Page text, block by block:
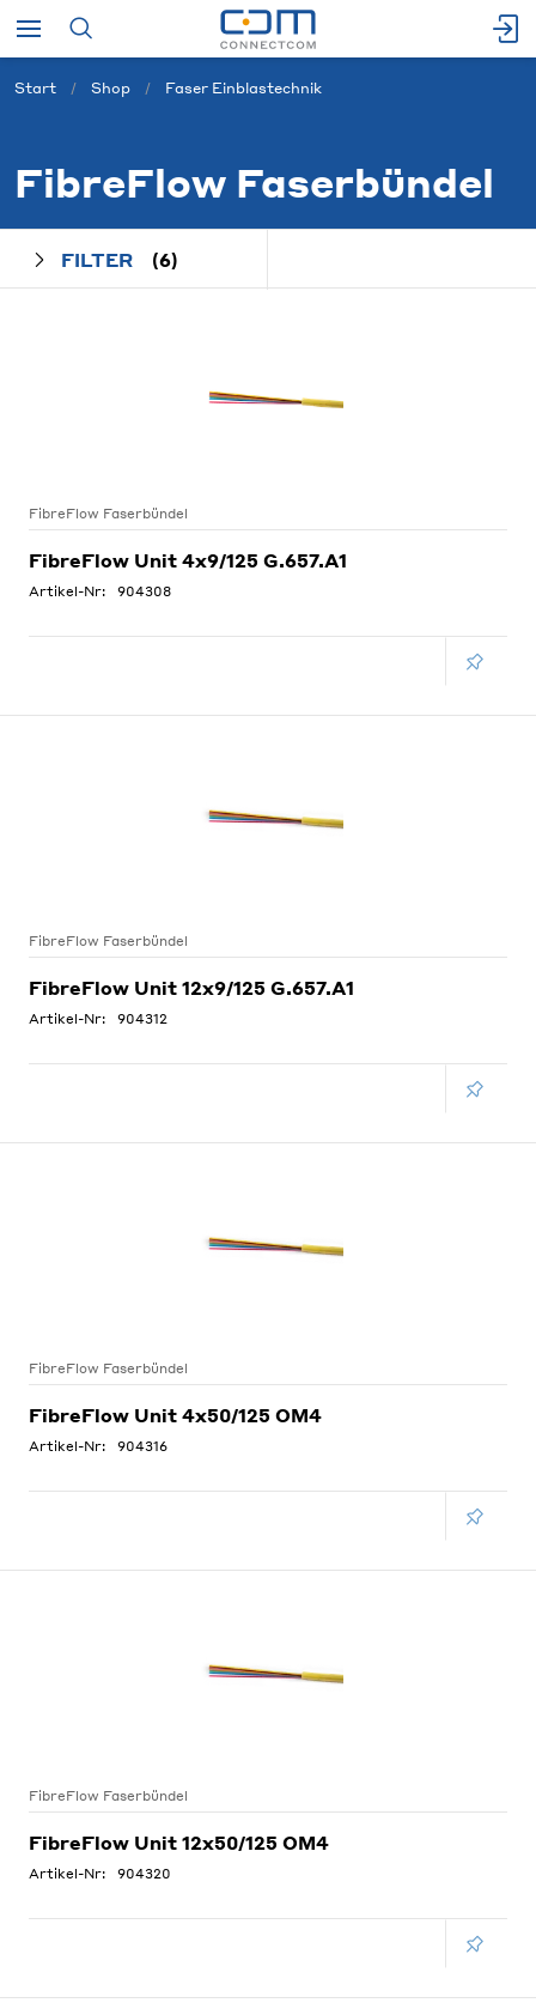
Start Shop Faser Einblastechnik
FibreFlow Faserbündel
FILTER (6)
FibreFlow Faserbündel
FibreFlow Unit 4x9/125 G.657.A1
Artikel-Nr: 904308
FibreFlow Faserbündel
FibreFlow Unit 12x9/125 G.657.A1
Artikel-Nr: 904312
FibreFlow Faserbündel
FibreFlow Unit 4x50/125 OM4
Artikel-Nr: 904316
FibreFlow Faserbündel
FibreFlow Unit 12x50/125 OM4
Artikel-Nr: 904320